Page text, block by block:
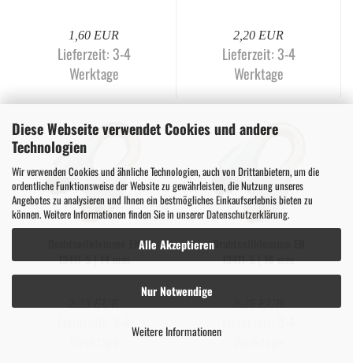
Diese Webseite verwendet Cookies und andere
Technologien
Wir verwenden Cookies und ähnliche Technologien, auch von Drittanbietern, um die
ordentliche Funktionsweise der Website zu gewährleisten, die Nutzung unseres
Angebotes zu analysieren und Ihnen ein bestmögliches Einkaufserlebnis bieten zu
können. Weitere Informationen finden Sie in unsererDatenschutzerklärung.
Alle Akzeptieren
Nur Notwendige
Weitere Informationen
1,60 EUR
Lieferzeit:3-4
Werktage
2,20 EUR
Lieferzeit:3-4
Werktage
Draht­seil­klem­me EN
13411-​​5 | 14 mm
Draht­seil­klem­me EN
13411-​​5 | 16 mm